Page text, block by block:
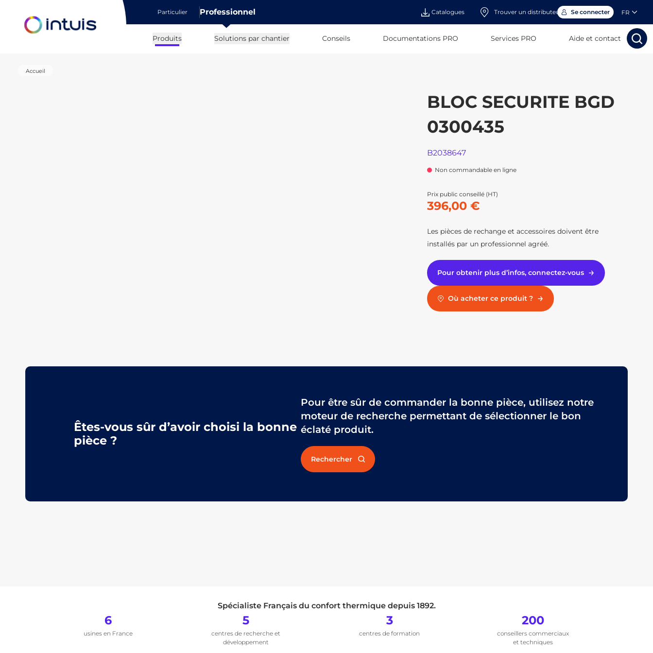
Particulier Professionnel Catalogues Trouver un distributeur Se connecter FR
Produits Solutions par chantier Conseils Documentations PRO Services PRO Aide et contact
RechercherRechercher
menu
Accueil
BLOC SECURITE BGD
0300435
B2038647
Non commandable en ligne
Prix public conseillé (HT)
396,00 €
Les pièces de rechange et accessoires doivent être
installés par un professionnel agréé.
Pour obtenir plus d’infos, connectez-vous
Où acheter ce produit ?
Êtes-vous sûr d’avoir choisi la bonne
pièce ?
Pour être sûr de commander la bonne pièce, utilisez notre
moteur de recherche permettant de sélectionner le bon
éclaté produit.
Rechercher
Spécialiste Français du confort thermique depuis 1892.
6
usines en France
5
centres de recherche et
développement
3
centres de formation
200
conseillers commerciaux
et techniques